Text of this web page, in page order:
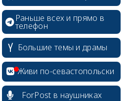
Раньше всех и прямо в
телефон
Большие темы и драмы
Живи по-севастопольски
ForPost в наушниках